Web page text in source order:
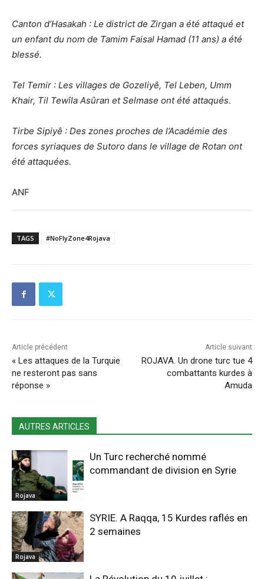
Canton d’Hasakah : Le district de Zirgan a été attaqué et
un enfant du nom de Tamim Faisal Hamad (11 ans) a été
blessé.
Tel Temir : Les villages de Gozeliyê, Tel Leben, Umm
Khair, Til Tewîla Asûran et Selmase ont été attaqués.
Tirbe Sipiyê : Des zones proches de l’Académie des
forces syriaques de Sutoro dans le village de Rotan ont
été attaquées.
ANF
TAGS #NoFlyZone4Rojava
Article précédent
« Les attaques de la Turquie
ne resteront pas sans
réponse »
Article suivant
ROJAVA. Un drone turc tue 4
combattants kurdes à
Amuda
AUTRES ARTICLES
Rojava
Un Turc recherché nommé
commandant de division en Syrie
Rojava
SYRIE. A Raqqa, 15 Kurdes raflés en
2 semaines